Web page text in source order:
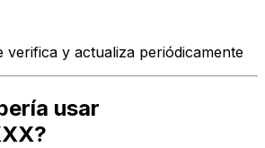
verifica y actualiza periódicamente
usar